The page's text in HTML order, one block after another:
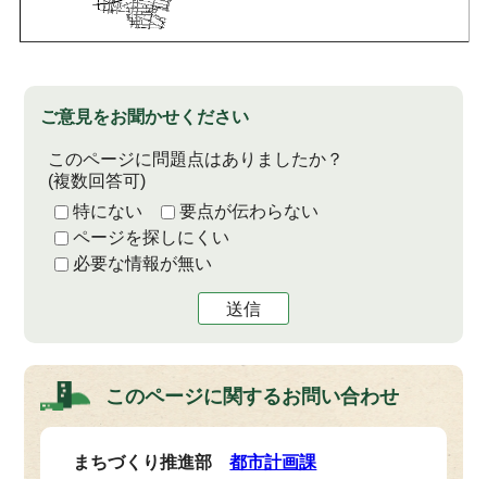
ご意見をお聞かせください
このページに問題点はありましたか？
(複数回答可)
特にない
要点が伝わらない
ページを探しにくい
必要な情報が無い
送信
このページに関するお問い合わせ
まちづくり推進部都市計画課